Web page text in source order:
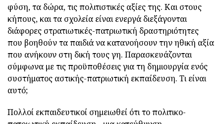
φύση, τα δώρα, τις πολιτιστικές αξίες της. Και στους
κήπους, και τα σχολεία είναι ενεργά διεξάγονται
διάφορες στρατιωτικές-πατριωτική δραστηριότητες
που βοηθούν τα παιδιά να κατανοήσουν την ηθική αξία
που ανήκουν στη δική τους γη. Παρασκευάζονται
σύμφωνα με τις προϋποθέσεις για τη δημιουργία ενός
συστήματος αστικής-πατριωτική εκπαίδευση. Τι είναι
αυτό;
Πολλοί εκπαιδευτικοί σημειωθεί ότι το πολιτικο-